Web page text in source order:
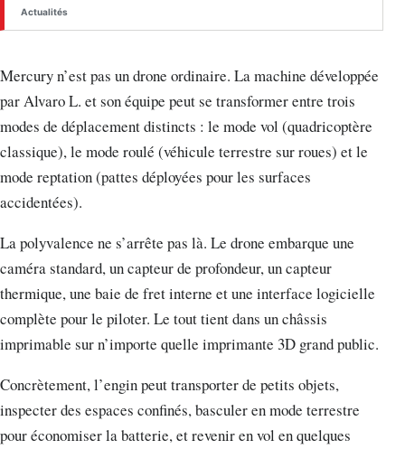
Actualités
Mercury n’est pas un drone ordinaire. La machine développée
par Alvaro L. et son équipe peut se transformer entre trois
modes de déplacement distincts : le mode vol (quadricoptère
classique), le mode roulé (véhicule terrestre sur roues) et le
mode reptation (pattes déployées pour les surfaces
accidentées).
La polyvalence ne s’arrête pas là. Le drone embarque une
caméra standard, un capteur de profondeur, un capteur
thermique, une baie de fret interne et une interface logicielle
complète pour le piloter. Le tout tient dans un châssis
imprimable sur n’importe quelle imprimante 3D grand public.
Concrètement, l’engin peut transporter de petits objets,
inspecter des espaces confinés, basculer en mode terrestre
pour économiser la batterie, et revenir en vol en quelques